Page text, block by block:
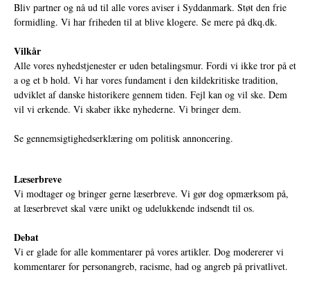
Bliv partner og nå ud til alle vores aviser i Syddanmark. Støt den frie
formidling. Vi har friheden til at blive klogere. Se mere på dkq.dk.
Vilkår
Alle vores nyhedstjenester er uden betalingsmur. Fordi vi ikke tror på et
a og et b hold. Vi har vores fundament i den kildekritiske tradition,
udviklet af danske historikere gennem tiden. Fejl kan og vil ske. Dem
vil vi erkende. Vi skaber ikke nyhederne. Vi bringer dem.
Se gennemsigtighedserklæring om politisk annoncering.
Læserbreve
Vi modtager og bringer gerne læserbreve. Vi gør dog opmærksom på,
at læserbrevet skal være unikt og udelukkende indsendt til os.
Debat
Vi er glade for alle kommentarer på vores artikler. Dog modererer vi
kommentarer for personangreb, racisme, had og angreb på privatlivet.